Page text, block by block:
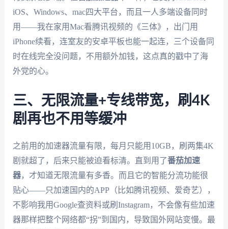
iOS、Windows、mac四大平台，而且一人多端设备同时
用——我在家用Mac看腾讯视频的《三体》，出门用
iPhone续看，连室友的安卓平板也能一起连，三个设备同
时在线完全没问题，不用额外加钱，这点真的戳中了海
外党的心。
三、无限流量+专线带宽，刷4K
剧再也不用等缓冲
之前用的加速器流量有限，每月只能用10GB，刷两集4K
剧就超了，后来只能被迫看标清。直到用了番茄加速
器，才知道无限流量有多香。而且它的智能分流功能很
贴心——只加速国内的APP（比如腾讯视频、爱奇艺），
不影响我用Google查资料或刷Instagram，不会像有些加速
器那样把整个网络都“拐”到国内，导致国外网站变慢。最